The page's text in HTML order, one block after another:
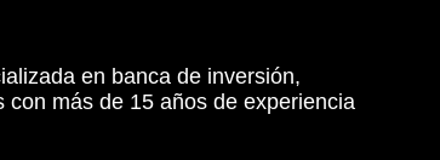
en banca de inversión,
más de 15 años de experiencia